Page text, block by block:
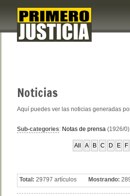
Noticias
Aquí puedes ver las noticias generadas
Sub-categories: Notas de prensa (1926/0)
All A B C D E F
Total: 29797 artículos Mostrando: